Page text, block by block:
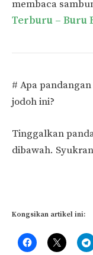
membaca
Terburu – Buru
# Apa
jodoh ini?
Tinggalkan
dibawah.
Kongsikan artikel ini: